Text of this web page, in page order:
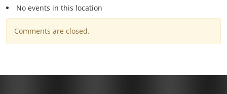
No events in this location
Comments are closed.